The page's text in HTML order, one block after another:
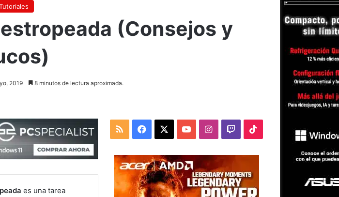
(Consejos y
2019 8 minutos de lectura aproximada.
es una tarea
RSS Facebook YouTubeInstagram
TwitchTikTok